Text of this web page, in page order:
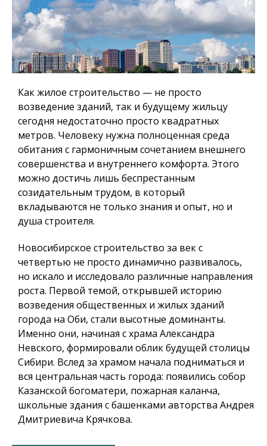
Как жилое строительство — не просто
возведение зданий, так и будущему жильцу
сегодня недостаточно просто квадратных
метров. Человеку нужна полноценная среда
обитания с гармоничным сочетанием внешнего
совершенства и внутреннего комфорта. Этого
можно достичь лишь беспрестанным
созидательным трудом, в который
вкладываются не только знания и опыт, но и
душа строителя.
Новосибирское строительство за век с
четвертью не просто динамично развивалось,
но искало и исследовало различные направления
роста. Первой темой, открывшей историю
возведения общественных и жилых зданий
города на Оби, стали высотные доминанты.
Именно они, начиная с храма Александра
Невского, формировали облик будущей столицы
Сибири. Вслед за храмом начала подниматься и
вся центральная часть города: появились собор
Казанской богоматери, пожарная каланча,
школьные здания с башенками авторства Андрея
Дмитриевича Крячкова.